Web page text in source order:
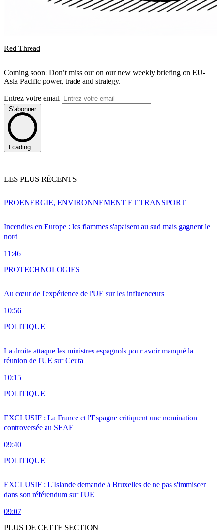
Red Thread
Coming soon: Don’t miss out on our new weekly briefing on EU-
Asia Pacific power, trade and strategy.
Entrez votre email
S'abonner
Loading...
LES PLUS RÉCENTS
Incendies en Europe : les flammes s'apaisent au sud mais gagnent le
nord
11:46
PROENERGIE, ENVIRONNEMENT ET TRANSPORT
Au cœur de l'expérience de l'UE sur les influenceurs
10:56
PROTECHNOLOGIES
La droite attaque les ministres espagnols pour avoir manqué la
réunion de l'UE sur Ceuta
10:15
POLITIQUE
EXCLUSIF : La France et l'Espagne critiquent une nomination
controversée au SEAE
09:40
POLITIQUE
EXCLUSIF : L'Islande demande à Bruxelles de ne pas s'immiscer
dans son référendum sur l'UE
09:07
POLITIQUE
PLUS DE CETTE SECTION